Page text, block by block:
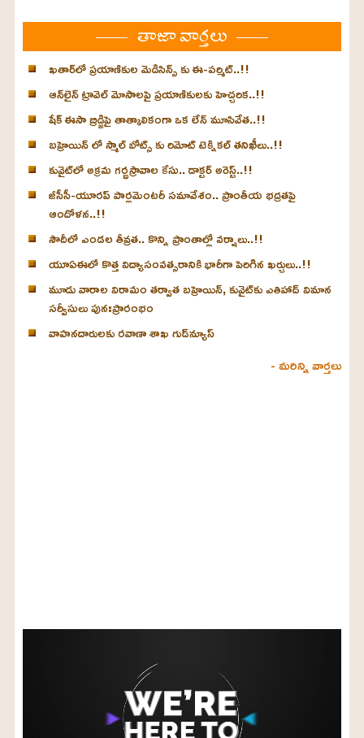
తాజా వార్తలు
ఖతార్‌లో ప్రయాణికుల మెడిసిన్స్ కు ఈ-పర్మిట్..!!
ఆన్‌లైన్ ట్రావెల్ మోసాలపై ప్రయాణికులకు హెచ్చరిక..!!
షేక్ ఈసా బ్రిడ్జిపై తాత్కాలికంగా ఒక లేన్ మూసివేత..!!
బహ్రెయిన్ లో స్మాల్ బోట్స్ కు రిమోట్ టెక్నికల్ తనిఖీలు..!!
కువైట్‌లో అక్రమ గర్భస్రావాల కేసు.. డాక్టర్ అరెస్ట్..!!
జీసీసీ-యూరప్ పార్లమెంటరీ సమావేశం.. ప్రాంతీయ భద్రతపై
ఆందోళన..!!
సౌదీలో ఎండల తీవ్రత.. కొన్ని ప్రాంతాల్లో వర్షాలు..!!
యూఏఈలో కొత్త విద్యాసంవత్సరానికి భారీగా పెరిగిన ఖర్చులు..!!
మూడు వారాల విరామం తర్వాత బహ్రెయిన్, కువైట్‌కు ఎతిహాద్ విమాన
సర్వీసులు పునఃప్రారంభం
వాహనదారులకు రవాణా శాఖ గుడ్‌న్యూస్
- మరిన్ని వార్తలు